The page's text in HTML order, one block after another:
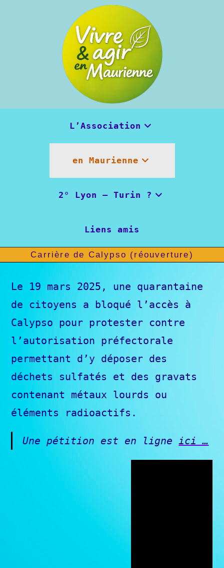
L’Association
en Maurienne
2° Lyon – Turin ?
Liens amis
Carrière de Calypso (réouverture)
Le 19 mars 2025, une quarantaine
de citoyens a bloqué l’accès à
Calypso pour protester contre
l’autorisation préfectorale
permettant d’y déposer des
déchets sulfatés et des gravats
contenant métaux lourds ou
éléments radioactifs.
Une pétition est en ligneici …